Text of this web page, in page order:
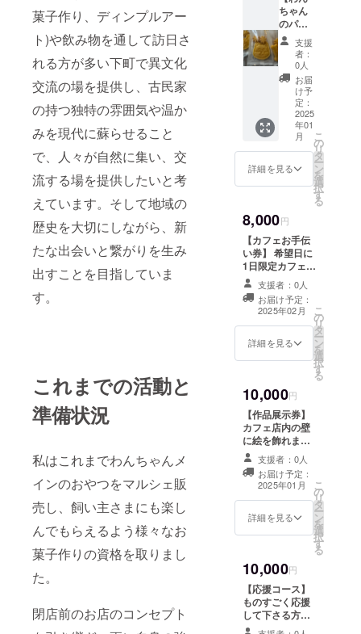
菓子作り、ディンプルアー
ト)や飲み物を通して訪日さ
れる方が多い下町で異文化
交流の場を提供し、古民家
の持つ独特の雰囲気や温か
みを現代に蘇らせること
で、人々が自然に集い、交
流する場を提供したいと考
えています。そして地域の
歴史を大切にしながら、新
たな出会いと繋がりを生み
出すことを目指していま
す。
これまでの活動と
準備状況
私はこれまでわんちゃんメ
インのおやつをマルシェ販
売し、飼い主さまにも楽し
んでもらえるよう様々なお
菓子作りの資格を取りまし
た。
閉店前のお店のコンセプト
盆、食
塩、天
然色素
・添加
物表
示、ア
レル
ギー表
示：な
2025年
5月31日
までに
ご来店
された
お子さ
まにご
提供さ
せてい
ただき
ます。)
・場
所：大
堀鶴見
緑地
線 谷
町六丁
目徒歩5
分
(詳細
な住所
は後日
ご連絡
にて共
ていた
だきま
す。) ・
支援者
様に
は、お
礼の
メッ
セージ
をお送
りさせ
小豆、
きび
糖、
卵、き
な粉、
豆乳、
ベーキ
ングパ
ダー、
天然色
素 ※有
効期
5月31日
まで ・
提供方
法：チ
ケット
は郵送
でお送
りいた
しま
す。 ・
法：来
店時、
にチ
ケット
をお見
せくだ
さい。
所：大
阪メト
ロ谷町
線、長
堀鶴見
目徒歩5
(詳細
な住所
ちゃん
のパー
ティ
フード
(冷凍発
送)】 グ
ルテン
フリー
のわん
ちゃん
用フー
ドをお
届け致
しま
す。 ・
料：鶏
むね
肉、米
粉、ヤ
ギミル
クパウ
ダー、
卵、天
然色
菜パウ
ダー ・
示：卵
・保存
方法：
冷凍保
存で21
日程
度。解
凍後は
賞味期
限に関
わらず
その日
にお召
し上が
りくだ
さい。
・賞味
期限：
支援
者：
0人
お届
け予
定：
2025
年01
月
詳細を見る
こ
の
リ
タ
ー
ン
を
選
択
す
る
8,000円
【カフェお手伝
い券】 希望日に
1日限定カフェ体
験！ オープンか
ら2025年5月31
日までのお好き
な1日お選びいた
だき、カフェ体
験が出来ます。
17:00。 日時
はプロジェクト
終了後にお送り
するメールをご
確認ください。
交通費や滞在
費は恐れ入りま
すが各自でご負
担いただきます
ようお願いいた
します。 ・場
所：大阪メトロ
見緑地線 谷町
六丁目徒歩5分
(詳細な
住所は後日ご連
絡にて共有させ
ていただきま
支援者：0人
お届け予定：
2025年02月
詳細を見る
こ
の
リ
タ
ー
ン
を
選
択
す
る
10,000円
【作品展示券】
カフェ店内の壁
に絵を飾れま
す。 上限:5作品
まで(展示期間は
30日) ・場所：
大阪メトロ谷町
線、長堀鶴見緑
地線 谷町六丁
絡にて共有させ
ていただきま
す。) 作品の展示
受け渡し方法に
ついてはプロ
支援者：0人
お届け予定：
2025年01月
詳細を見る
こ
の
リ
タ
ー
ン
を
選
択
す
る
10,000円
【応援コース】
ものすごく応援
して下さる方
へ！ 感謝の気持